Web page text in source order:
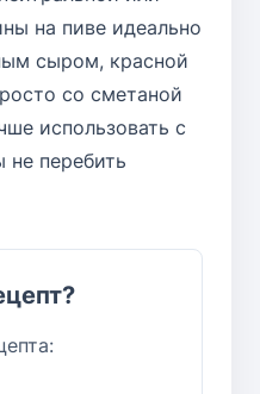
на пиве идеально
сыром, красной
со сметаной
использовать с
перебить